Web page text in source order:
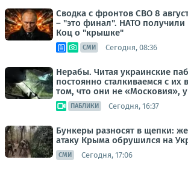
Сводка с фронтов СВО 8
– "это финал". НАТО получили
Коц о "крышке"
СМИ Сегодня, 08:36
Нерабы. Читая украинские
постоянно сталкиваемся с их
том, что они не «Московия»,
ПАБЛИКИ Сегодня, 16:37
Бункеры разносят в щепки:
атаку Крыма обрушился на
СМИ Сегодня, 17:06